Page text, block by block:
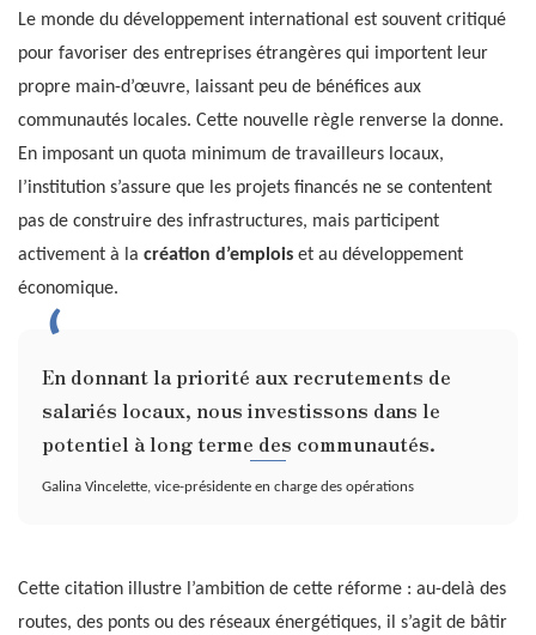
Le monde du développement international est souvent critiqué
pour favoriser des entreprises étrangères qui importent leur
propre main-d’œuvre, laissant peu de bénéfices aux
communautés locales. Cette nouvelle règle renverse la donne.
En imposant un quota minimum de travailleurs locaux,
l’institution s’assure que les projets financés ne se contentent
pas de construire des infrastructures, mais participent
activement à la création d’emplois et au développement
économique.
En donnant la priorité aux recrutements de
salariés locaux, nous investissons dans le
potentiel à long terme des communautés.
Galina Vincelette, vice-présidente en charge des opérations
Cette citation illustre l’ambition de cette réforme : au-delà des
routes, des ponts ou des réseaux énergétiques, il s’agit de bâtir